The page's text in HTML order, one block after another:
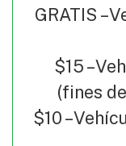
GRATIS –
$15 –
(fines
$10 –